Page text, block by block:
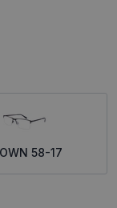
58-17